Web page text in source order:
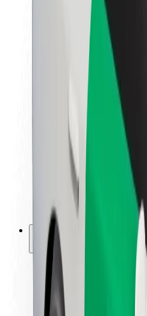
Kestävä kehitys Boltilla
Project Zero
Uutishuone
Brändiohjeistus
Sijoittajasuhteet
Johto
Brändi
Media
Urban Fund
Turvallisuus
Matkustajan turvallisuus
Kuljettajan turvallisuus
Potkulautojen turvallisuus